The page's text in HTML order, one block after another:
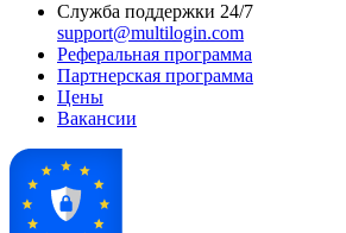
Служба поддержки 24/7
support@multilogin.com
Реферальная программа
Партнерская программа
Цены
Вакансии